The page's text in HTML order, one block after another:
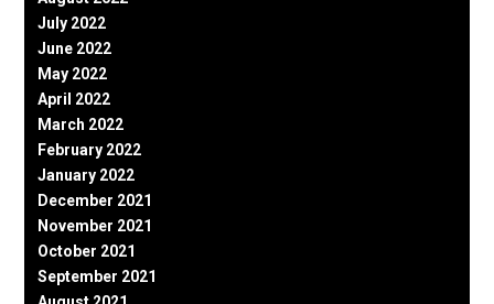
July 2022
June 2022
May 2022
April 2022
March 2022
February 2022
January 2022
December 2021
November 2021
October 2021
September 2021